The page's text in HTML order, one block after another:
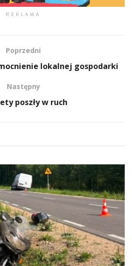
REKLAMA
Poprzedni
lokalnej gospodarki
Następny
poszły w ruch